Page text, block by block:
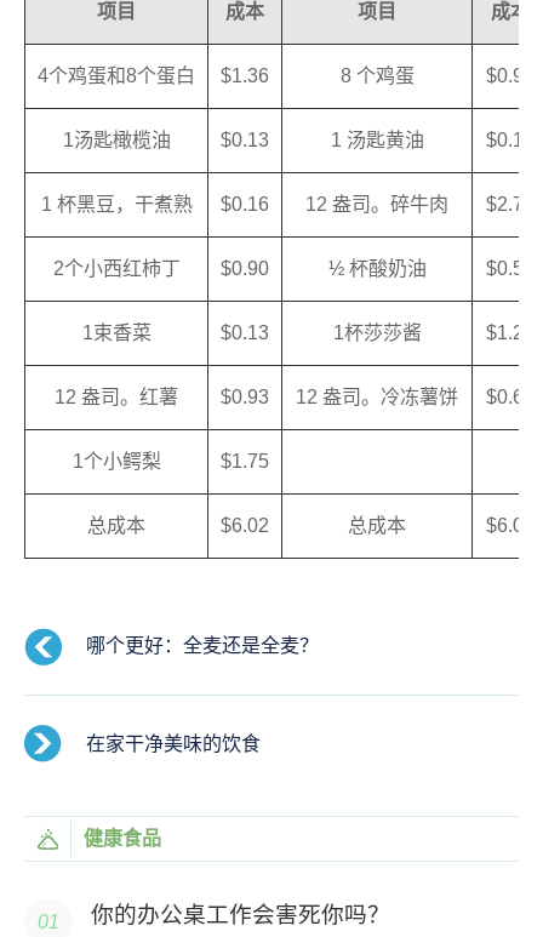
项目 成本 项目 成本
4个鸡蛋和8个蛋白 $1.36 8 个鸡蛋 $0.90
1汤匙橄榄油 $0.13 1 汤匙黄油 $0.13
1 杯黑豆，干煮熟 $0.16 12 盎司。碎牛肉 $2.75
2个小西红柿丁 $0.90 ½ 杯酸奶油 $0.55
1束香菜 $0.13 1杯莎莎酱 $1.20
12 盎司。红薯 $0.93 12 盎司。冷冻薯饼 $0.60
1个小鳄梨 $1.75
总成本 $6.02 总成本 $6.08
哪个更好：全麦还是全麦？
在家干净美味的饮食
健康食品
你的办公桌工作会害死你吗？